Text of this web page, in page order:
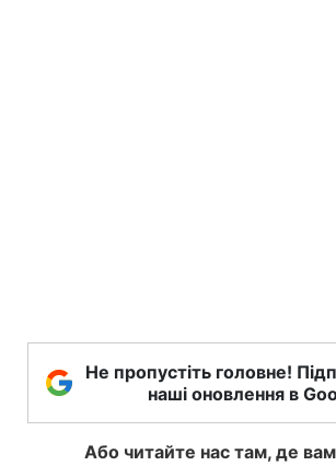
Не пропустіть головне!
наші оновлення в
Або читайте нас там, де